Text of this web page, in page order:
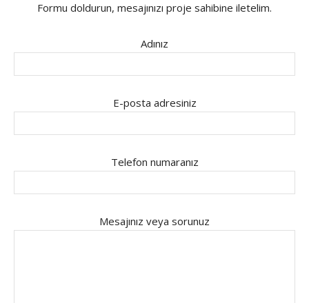
Formu doldurun, mesajınızı proje sahibine iletelim.
Adınız
E-posta adresiniz
Telefon numaranız
Mesajınız veya sorunuz